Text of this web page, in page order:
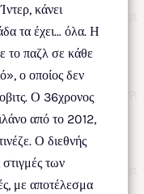
κάνει
τα έχει… όλα. Η
το παζλ σε κάθε
ο οποίος δεν
Ο 36χρονος
από το 2012,
Ο διεθνής
στιγμές των
με αποτέλεσμα